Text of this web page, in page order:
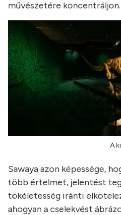
művészetére koncentráljon.
A
Sawaya azon képessége,
több értelmet, jelentést
tökéletesség iránti
ahogyan a cselekvést